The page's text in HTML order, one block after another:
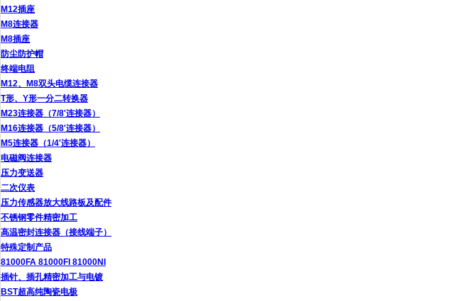
M12插座
M8连接器
M8插座
防尘防护帽
终端电阻
M12、M8双头电缆连接器
T形、Y形一分二转换器
M23连接器（7/8'连接器）
M16连接器（5/8'连接器）
M5连接器（1/4'连接器）
电磁阀连接器
压力变送器
二次仪表
压力传感器放大线路板及配件
不锈钢零件精密加工
高温密封连接器（接线端子）
特殊定制产品
81000FA 81000FI 81000NI
插针、插孔精密加工与电镀
BST超高纯陶瓷电极